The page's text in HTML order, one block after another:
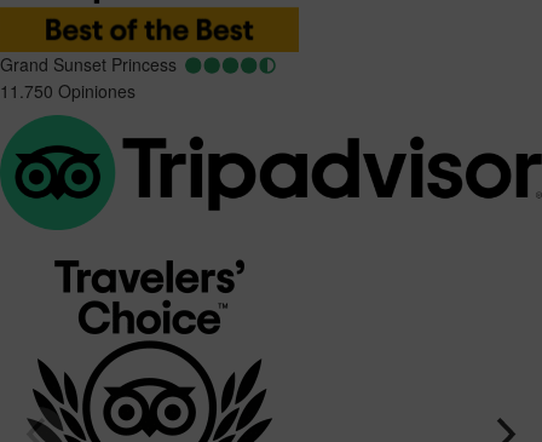
Grand Sunset Princess
11.750 Opiniones